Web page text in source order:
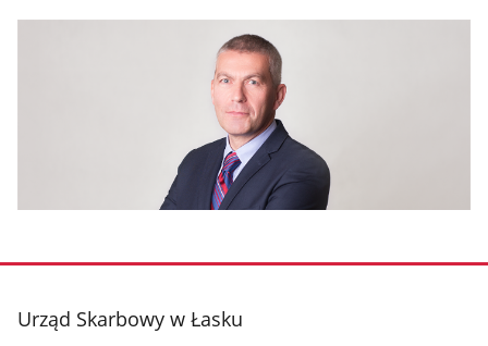
stopka
Urząd Skarbowy w Łasku